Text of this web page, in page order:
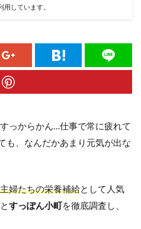
しています。
っからかん…仕事で常に疲れて
も、なんだかあまり元気が出な
婦たちの栄養補給として人気
とすっぽん小町を徹底調査し、